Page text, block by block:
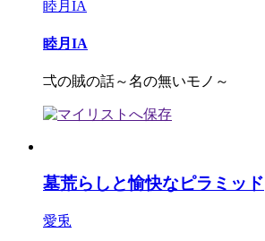
睦月IA
睦月IA
弌の賊の話～名の無いモノ～
墓荒らしと愉快なピラミッド
愛兎